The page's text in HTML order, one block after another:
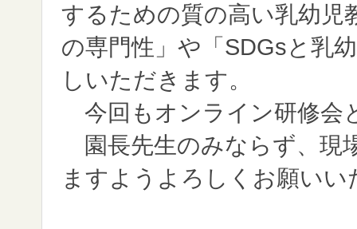
するための質の高い乳幼児
の専門性」や「SDGsと乳
しいただきます。
今回もオンライン研修会
園長先生のみならず、現
ますようよろしくお願いい